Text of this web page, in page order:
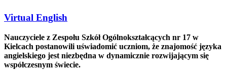
Virtual English
Nauczyciele z Zespołu Szkół Ogólnokształcących nr 17 w
Kielcach postanowili uświadomić uczniom, że znajomość języka
angielskiego jest niezbędna w dynamicznie rozwijającym się
współczesnym świecie.